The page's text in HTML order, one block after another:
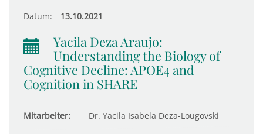
Datum: 13.10.2021
Yacila Deza Araujo:
Understanding the Biology of
Cognitive Decline: APOE4 and
Cognition in SHARE
Mitarbeiter: Dr. Yacila Isabela Deza-Lougovski